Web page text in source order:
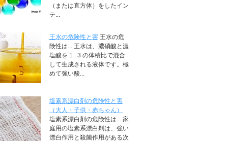
（または直方体）をしたイン
テ...
王水の危険性と害 王水の危
険性は... 王水は、濃硝酸と濃
塩酸を 1 : 3 の体積比で混合
して生成される液体です。極
めて強い酸...
塩素系漂白剤の危険性と害
（大人・子供・赤ちゃん）
塩素系漂白剤の危険性は... 家
庭用の塩素系漂白剤は、強い
漂白作用と殺菌作用がある次